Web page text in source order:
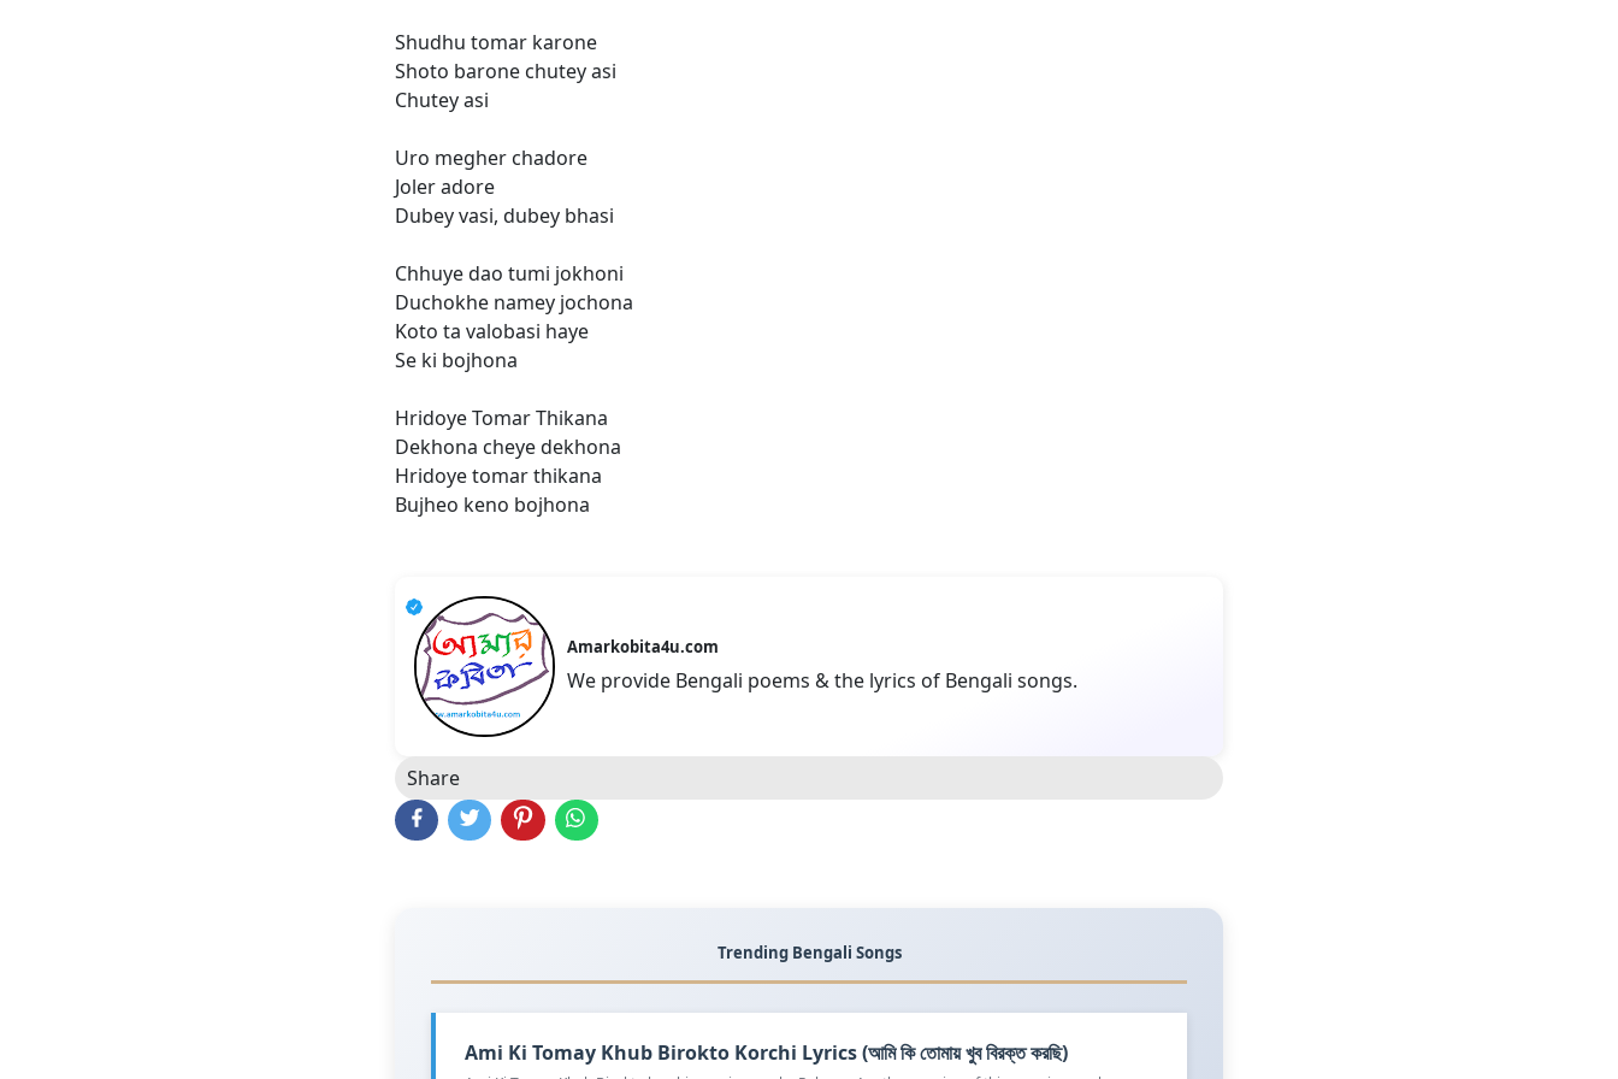
Shudhu tomar karone
Shoto barone chutey asi
Chutey asi
Uro megher chadore
Joler adore
Dubey vasi, dubey bhasi
Chhuye dao tumi jokhoni
Duchokhe namey jochona
Koto ta valobasi haye
Se ki bojhona
Hridoye Tomar Thikana
Dekhona cheye dekhona
Hridoye tomar thikana
Bujheo keno bojhona
Amarkobita4u.com
We provide Bengali poems & the lyrics of Bengali songs.
Share
Trending Bengali Songs
Ami Ki Tomay Khub Birokto Korchi Lyrics (আমি কি তোমায় খুব বিরক্ত করছি)